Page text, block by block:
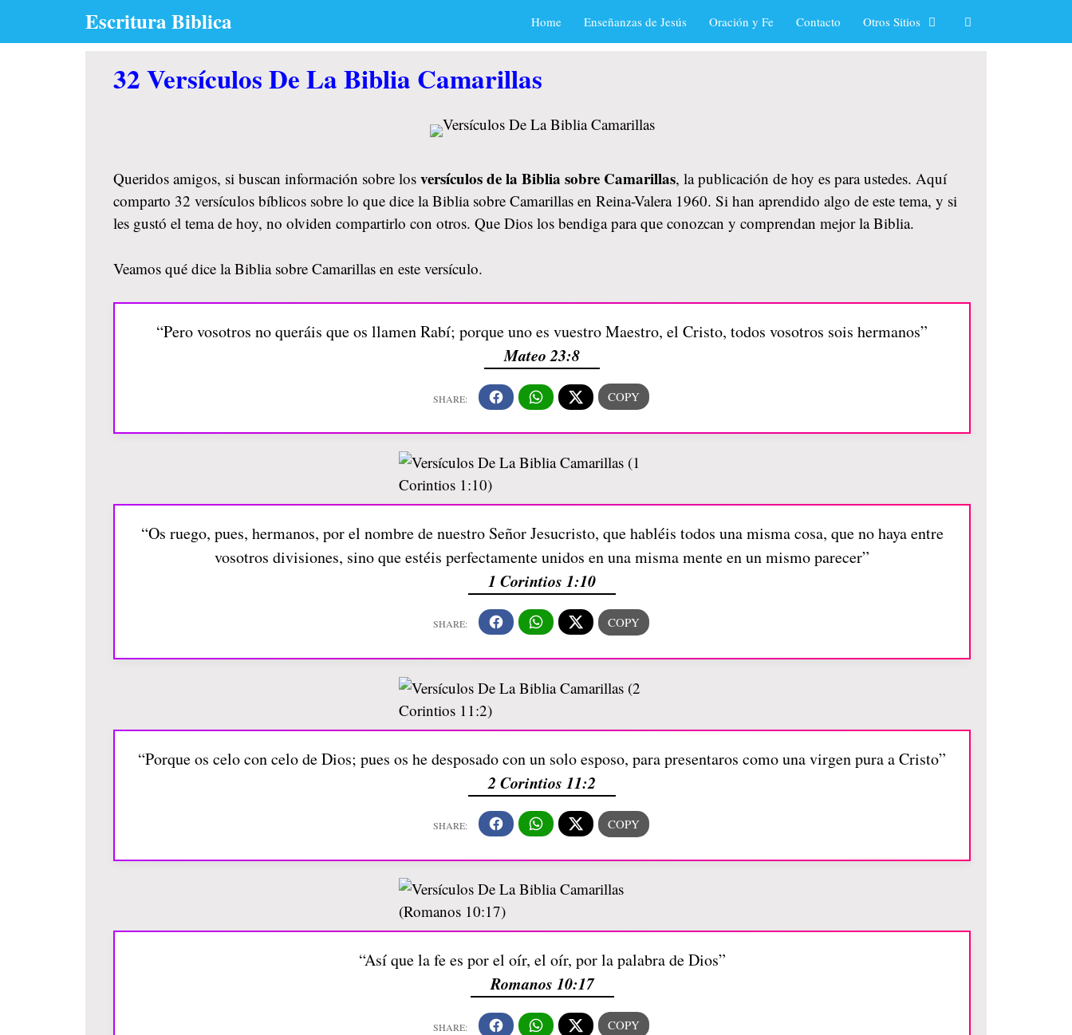
Escritura Biblica Home Enseñanzas de Jesús Oración y Fe Contacto Otros Sitios
32 Versículos De La Biblia Camarillas
Queridos amigos, si buscan información sobre los versículos de la Biblia sobre Camarillas, la publicación de hoy es para ustedes. Aquí
comparto 32 versículos bíblicos sobre lo que dice la Biblia sobre Camarillas en Reina-Valera 1960. Si han aprendido algo de este tema, y si
les gustó el tema de hoy, no olviden compartirlo con otros. Que Dios los bendiga para que conozcan y comprendan mejor la Biblia.
Veamos qué dice la Biblia sobre Camarillas en este versículo.
“Pero vosotros no queráis que os llamen Rabí; porque uno es vuestro Maestro, el Cristo, todos vosotros sois hermanos”
Mateo 23:8
“Os ruego, pues, hermanos, por el nombre de nuestro Señor Jesucristo, que habléis todos una misma cosa, que no haya entre
vosotros divisiones, sino que estéis perfectamente unidos en una misma mente en un mismo parecer”
1 Corintios 1:10
“Porque os celo con celo de Dios; pues os he desposado con un solo esposo, para presentaros como una virgen pura a Cristo”
2 Corintios 11:2
“Así que la fe es por el oír, el oír, por la palabra de Dios”
Romanos 10:17